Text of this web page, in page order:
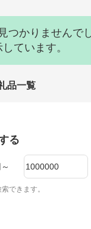
つかりませんで
ています。
品一覧
る
できます。